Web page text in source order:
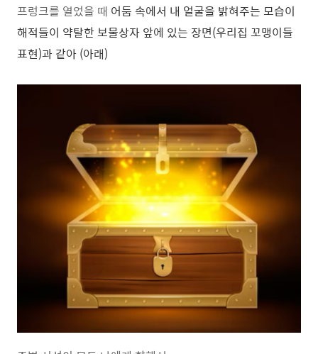
프렁크를 열었을 때 어둠 속에서 내 얼굴을 밝혀주는 모습이
해적들이 약탈한 보물상자 앞에 있는 장면(우리집 꼬맹이들
표현)과 같아 (아래)